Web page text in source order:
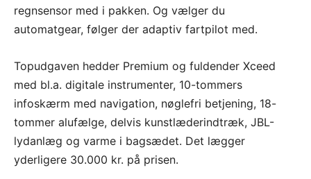
regnsensor med i pakken. Og vælger du
automatgear, følger der adaptiv fartpilot med.
Topudgaven hedder Premium og fuldender Xceed
med bl.a. digitale instrumenter, 10-tommers
infoskærm med navigation, nøglefri betjening, 18-
tommer alufælge, delvis kunstlæderindtræk, JBL-
lydanlæg og varme i bagsædet. Det lægger
yderligere 30.000 kr. på prisen.